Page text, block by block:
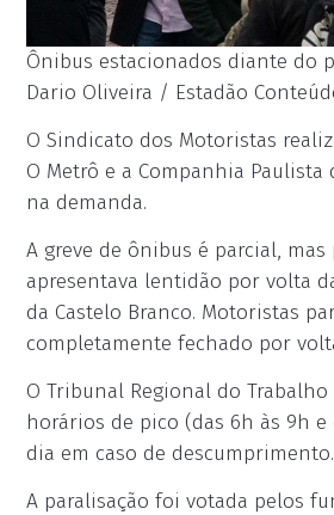
Ônibus estacionados diante do
Dario Oliveira / Estadão
O Sindicato dos Motoristas
O Metrô e a Companhia
na demanda.
A greve de ônibus é parcial,
apresentava lentidão por volta
da Castelo Branco. Motoristas
completamente fechado por
O Tribunal Regional do
horários de pico (das 6h às 9h
dia em caso de descumprimento.
A paralisação foi votada pelos